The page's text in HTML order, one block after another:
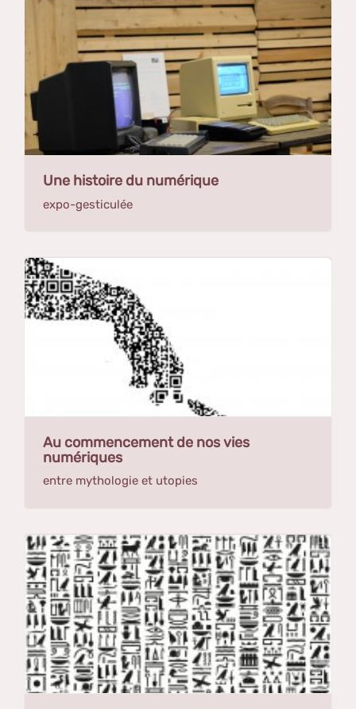
Une histoire du numérique
expo-gesticulée
Au commencement de nos vies
numériques
entre mythologie et utopies